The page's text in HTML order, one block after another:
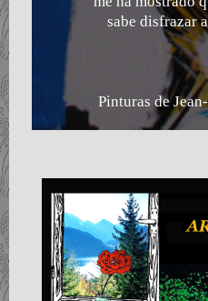
sabe disfrazar
Antonio
Pinturas de